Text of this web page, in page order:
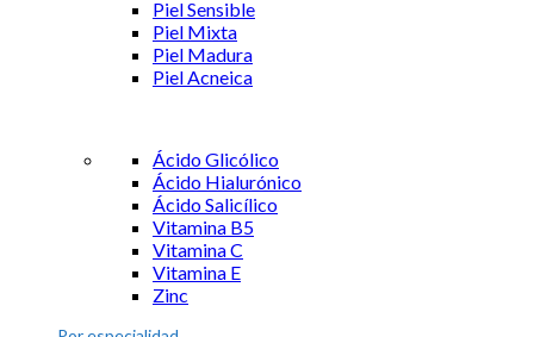
Piel Sensible
Piel Mixta
Piel Madura
Piel Acneica
Ácido Glicólico
Ácido Hialurónico
Ácido Salicílico
Vitamina B5
Vitamina C
Vitamina E
Zinc